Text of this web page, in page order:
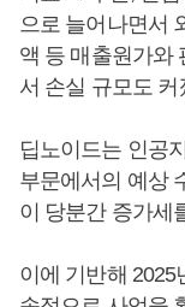
으로 늘어나면서
액 등 매출원가와
서 손실 규모도 커
딥노이드는 인공
부문에서의 예상
이 당분간 증가세
이에 기반해 2025